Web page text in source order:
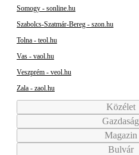
Somogy - sonline.hu
Szabolcs-Szatmár-Bereg - szon.hu
Tolna - teol.hu
Vas - vaol.hu
Veszprém - veol.hu
Zala - zaol.hu
Közélet
Gazdaság
Magazin
Bulvár